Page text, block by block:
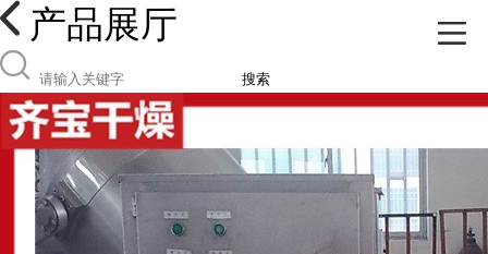
产品展厅
搜索